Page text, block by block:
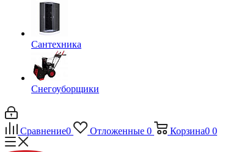
Сантехника
Снегоуборщики
Сравнение0 Отложенные 0 Корзина0 0